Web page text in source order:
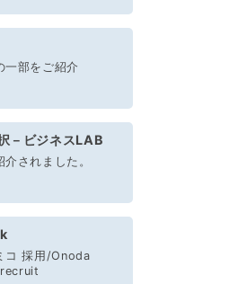
一部をご紹介
－ビジネスLAB
介されました。
コ 採用/Onoda